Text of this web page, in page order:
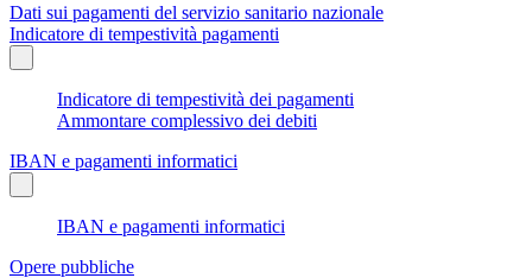
Dati sui pagamenti del servizio sanitario nazionale
Indicatore di tempestività pagamenti
Indicatore di tempestività dei pagamenti
Ammontare complessivo dei debiti
IBAN e pagamenti informatici
IBAN e pagamenti informatici
Opere pubbliche